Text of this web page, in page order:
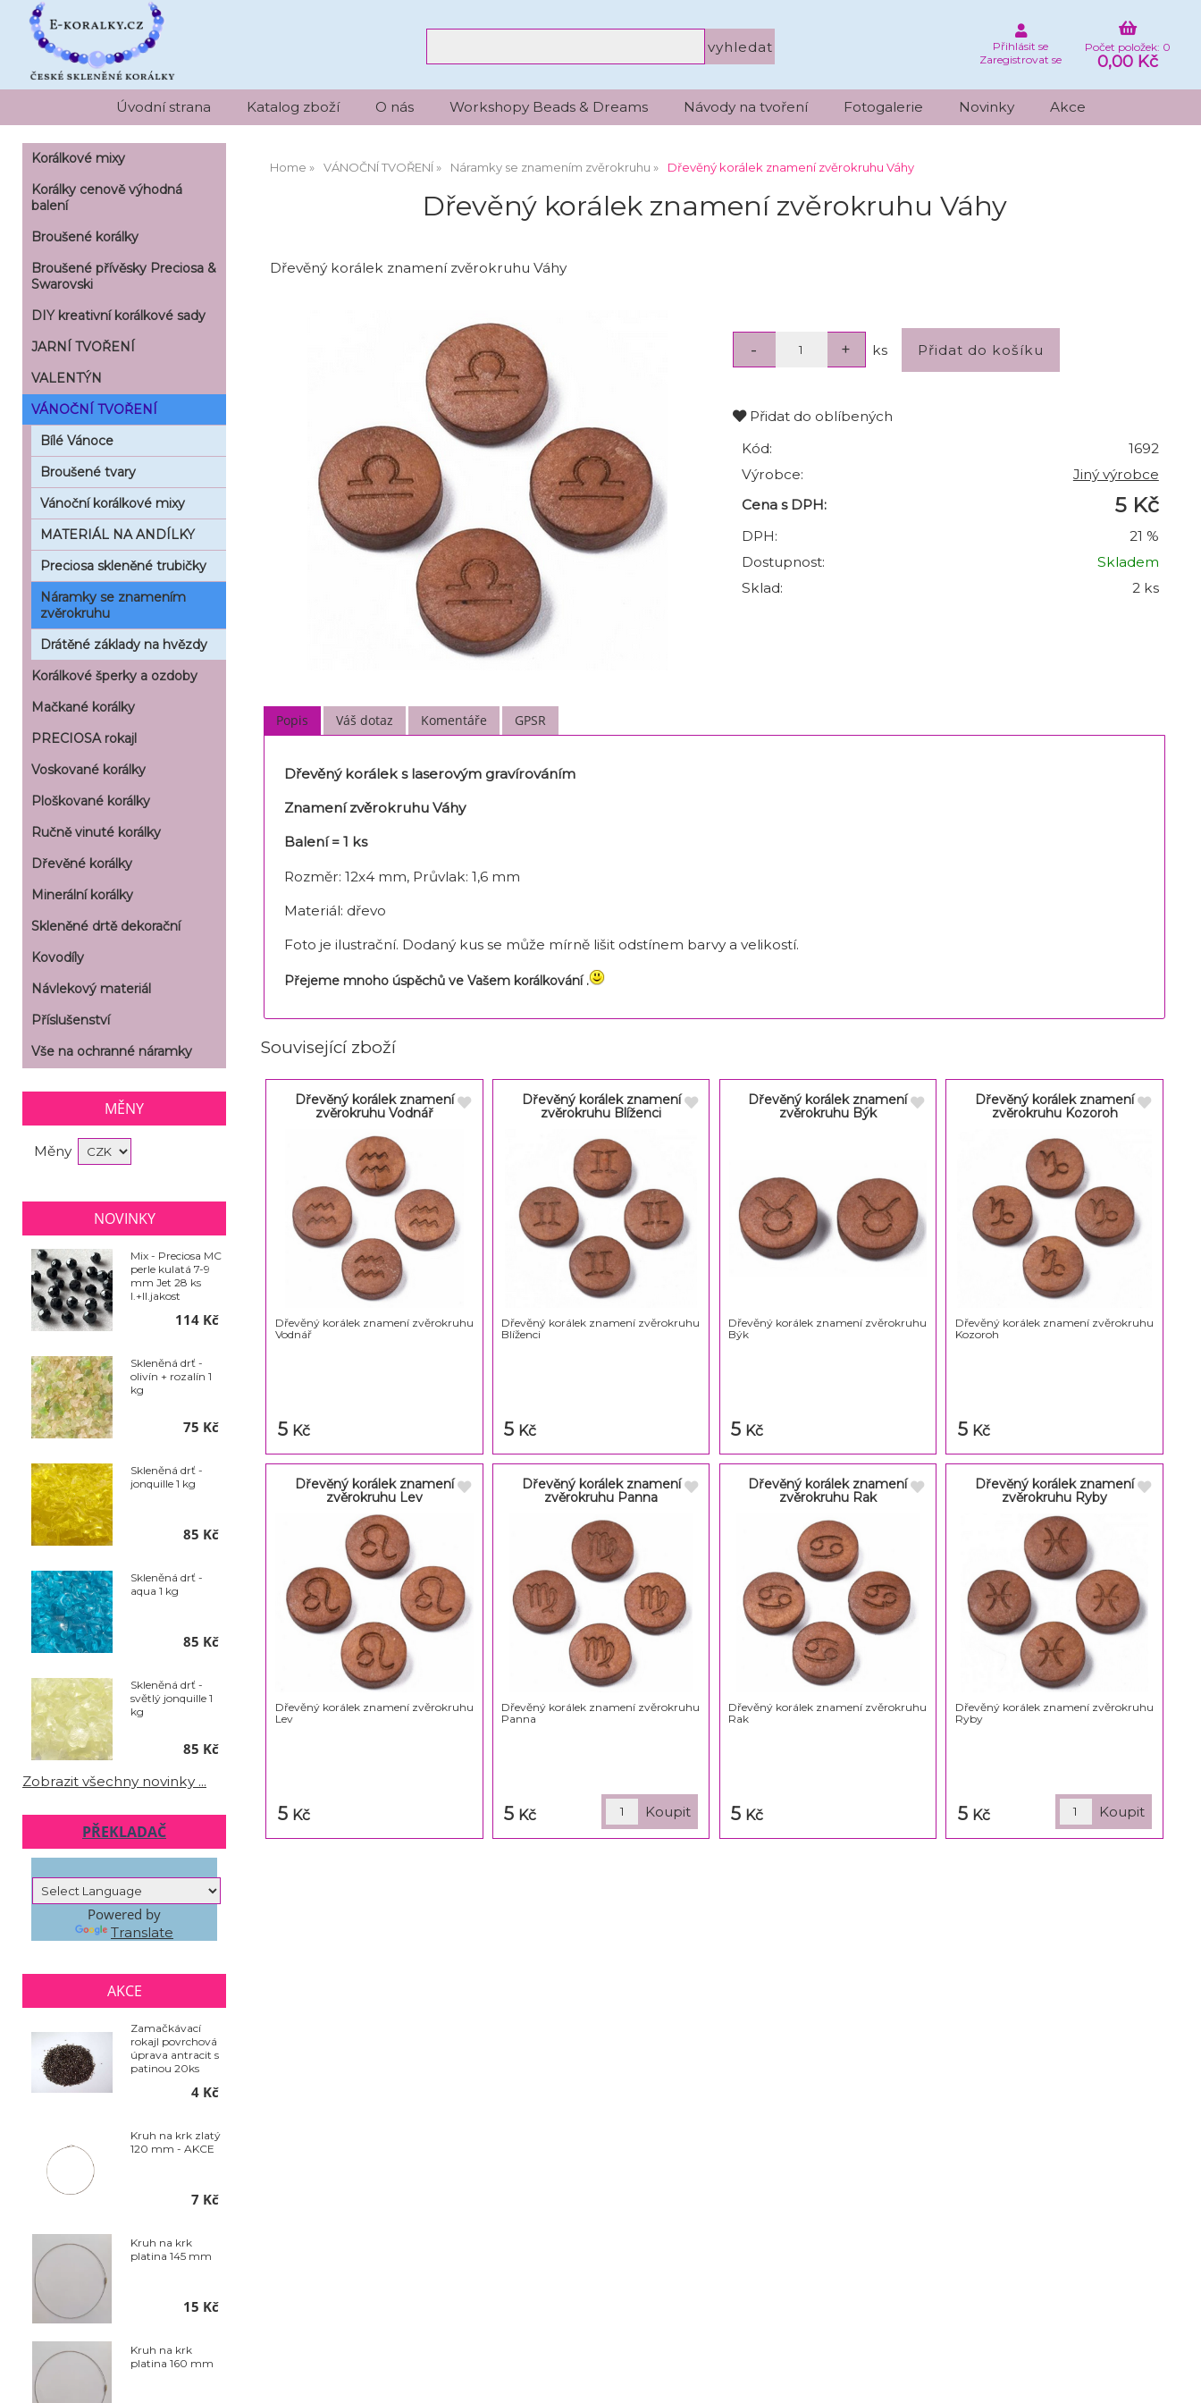
Počet položek: 0
0,00 Kč
Přihlásit se
Zaregistrovat se
Úvodní strana Katalog zboží O nás Workshopy Beads & Dreams Návody na tvoření Fotogalerie Novinky Akce
Home VÁNOČNÍ TVOŘENÍ Náramky se znamením zvěrokruhu Dřevěný korálek znamení zvěrokruhu Váhy
Dřevěný korálek znamení zvěrokruhu Váhy
Dřevěný korálek znamení zvěrokruhu Váhy
ks
Přidat do oblíbených
Kód:
1692
Výrobce:
Jiný výrobce
Cena s DPH:
5 Kč
DPH:
21 %
Dostupnost:
Skladem
Sklad:
2 ks
Popis Váš dotaz Komentáře GPSR
Dřevěný korálek s laserovým gravírováním
Znamení zvěrokruhu Váhy
Balení = 1 ks
Rozměr: 12x4 mm, Průvlak: 1,6 mm
Materiál: dřevo
Foto je ilustrační. Dodaný kus se může mírně lišit odstínem barvy a velikostí.
Přejeme mnoho úspěchů ve Vašem korálkování .
Související zboží
Dřevěný korálek znamení
zvěrokruhu Vodnář
Dřevěný korálek znamení zvěrokruhu
Vodnář
5 Kč
Dřevěný korálek znamení
zvěrokruhu Blíženci
Dřevěný korálek znamení zvěrokruhu
Blíženci
5 Kč
Dřevěný korálek znamení
zvěrokruhu Býk
Dřevěný korálek znamení zvěrokruhu
Býk
5 Kč
Dřevěný korálek znamení
zvěrokruhu Kozoroh
Dřevěný korálek znamení zvěrokruhu
Kozoroh
5 Kč
Dřevěný korálek znamení
zvěrokruhu Lev
Dřevěný korálek znamení zvěrokruhu
Lev
5 Kč
Dřevěný korálek znamení
zvěrokruhu Panna
Dřevěný korálek znamení zvěrokruhu
Panna
5 Kč
Dřevěný korálek znamení
zvěrokruhu Rak
Dřevěný korálek znamení zvěrokruhu
Rak
5 Kč
Dřevěný korálek znamení
zvěrokruhu Ryby
Dřevěný korálek znamení zvěrokruhu
Ryby
5 Kč
Korálkové mixy
Korálky cenově výhodná
balení
Broušené korálky
Broušené přívěsky Preciosa &
Swarovski
DIY kreativní korálkové sady
JARNÍ TVOŘENÍ
VALENTÝN
VÁNOČNÍ TVOŘENÍ
Bílé Vánoce
Broušené tvary
Vánoční korálkové mixy
MATERIÁL NA ANDÍLKY
Preciosa skleněné trubičky
Náramky se znamením
zvěrokruhu
Drátěné základy na hvězdy
Korálkové šperky a ozdoby
Mačkané korálky
PRECIOSA rokajl
Voskované korálky
Ploškované korálky
Ručně vinuté korálky
Dřevěné korálky
Minerální korálky
Skleněné drtě dekorační
Kovodíly
Návlekový materiál
Příslušenství
Vše na ochranné náramky
MĚNY
Měny
NOVINKY
Mix - Preciosa MC
perle kulatá 7-9
mm Jet 28 ks
I.+II.jakost
114 Kč
Skleněná drť -
olivín + rozalín 1
kg
75 Kč
Skleněná drť -
jonquille 1 kg
85 Kč
Skleněná drť -
aqua 1 kg
85 Kč
Skleněná drť -
světlý jonquille 1
kg
85 Kč
Zobrazit všechny novinky ...
PŘEKLADAČ
Powered by
Translate
AKCE
Zamačkávací
rokajl povrchová
úprava antracit s
patinou 20ks
4 Kč
Kruh na krk zlatý
120 mm - AKCE
7 Kč
Kruh na krk
platina 145 mm
15 Kč
Kruh na krk
platina 160 mm